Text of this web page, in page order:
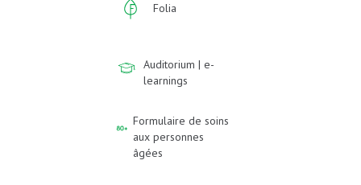
Folia
Auditorium | e-
learnings
Formulaire de soins
aux personnes
âgées